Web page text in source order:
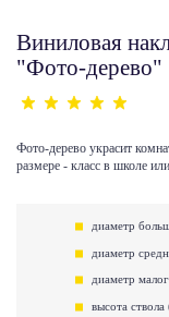
Виниловая
"Фото-дерево"
Фото-дерево украсит
размере - класс в школе
диаметр
диаметр
диаметр
высота